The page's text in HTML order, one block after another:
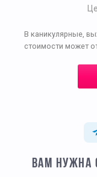
В каникулярные,
стоимости может
ВАМ НУЖНА